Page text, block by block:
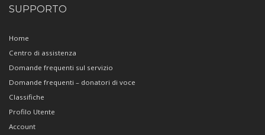
SUPPORTO
Home
Centro di assistenza
Domande frequenti sul servizio
Domande frequenti – donatori di voce
Classifiche
Profilo Utente
Account